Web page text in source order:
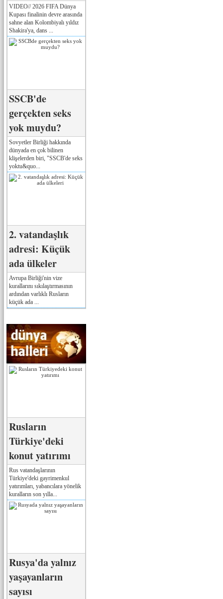
VIDEO// 2026 FIFA Dünya
Kupası finalinin devre arasında
sahne alan Kolombiyalı yıldız
Shakira'ya, dans ...
SSCB'de
gerçekten seks
yok muydu?
Sovyetler Birliği hakkında
dünyada en çok bilinen
klişelerden biri, "SSCB'de seks
yoktu&quo...
2. vatandaşlık
adresi: Küçük
ada ülkeler
Avrupa Birliği'nin vize
kurallarını sıkılaştırmasının
ardından varlıklı Rusların
küçük ada ...
Rusların
Türkiye'deki
konut yatırımı
Rus vatandaşlarının
Türkiye'deki gayrimenkul
yatırımları, yabancılara yönelik
kuralların son yılla...
Rusya'da yalnız
yaşayanların
sayısı